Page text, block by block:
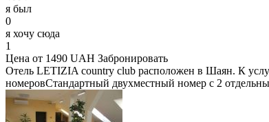
я был
0
я хочу сюда
1
Цена от 1490 UAH Забронировать
Отель LETIZIA country club расположен в Шаян. К
номеровСтандартный двухместный номер с 2